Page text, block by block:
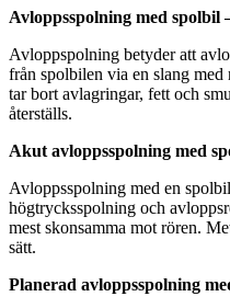
Avloppsspolning med spolbil
Avloppspolning betyder att
från spolbilen via en slang med
tar bort avlagringar, fett och
återställs.
Akut avloppsspolning med
Avloppsspolning med en
högtrycksspolning och
mest skonsamma mot rören.
sätt.
Planerad avloppsspolning